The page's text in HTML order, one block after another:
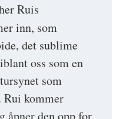
Ruis
inn, som
det sublime
oss som en
som
Rui kommer
åpner den opp for